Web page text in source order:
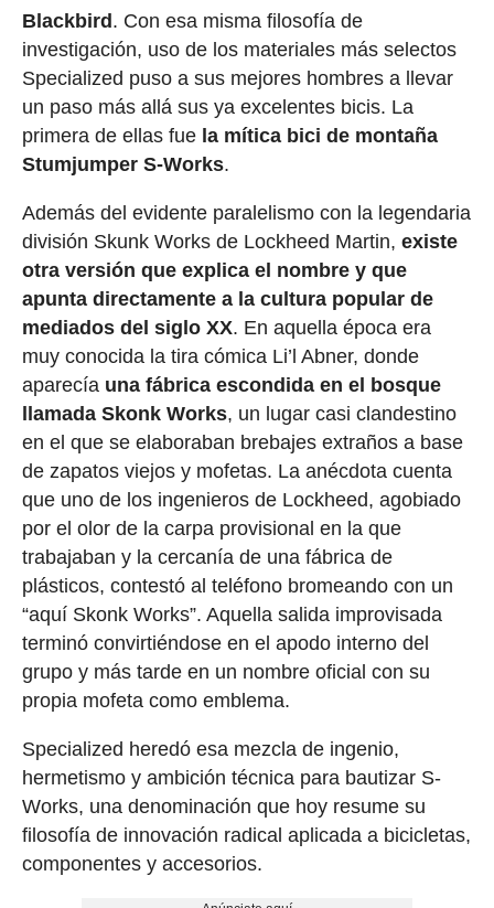
Blackbird. Con esa misma filosofía de
investigación, uso de los materiales más selectos
Specialized puso a sus mejores hombres a llevar
un paso más allá sus ya excelentes bicis. La
primera de ellas fue la mítica bici de montaña
Stumjumper S-Works.
Además del evidente paralelismo con la legendaria
división Skunk Works de Lockheed Martin, existe
otra versión que explica el nombre y que
apunta directamente a la cultura popular de
mediados del siglo XX. En aquella época era
muy conocida la tira cómica Li’l Abner, donde
aparecía una fábrica escondida en el bosque
llamada Skonk Works, un lugar casi clandestino
en el que se elaboraban brebajes extraños a base
de zapatos viejos y mofetas. La anécdota cuenta
que uno de los ingenieros de Lockheed, agobiado
por el olor de la carpa provisional en la que
trabajaban y la cercanía de una fábrica de
plásticos, contestó al teléfono bromeando con un
“aquí Skonk Works”. Aquella salida improvisada
terminó convirtiéndose en el apodo interno del
grupo y más tarde en un nombre oficial con su
propia mofeta como emblema.
Specialized heredó esa mezcla de ingenio,
hermetismo y ambición técnica para bautizar S-
Works, una denominación que hoy resume su
filosofía de innovación radical aplicada a bicicletas,
componentes y accesorios.